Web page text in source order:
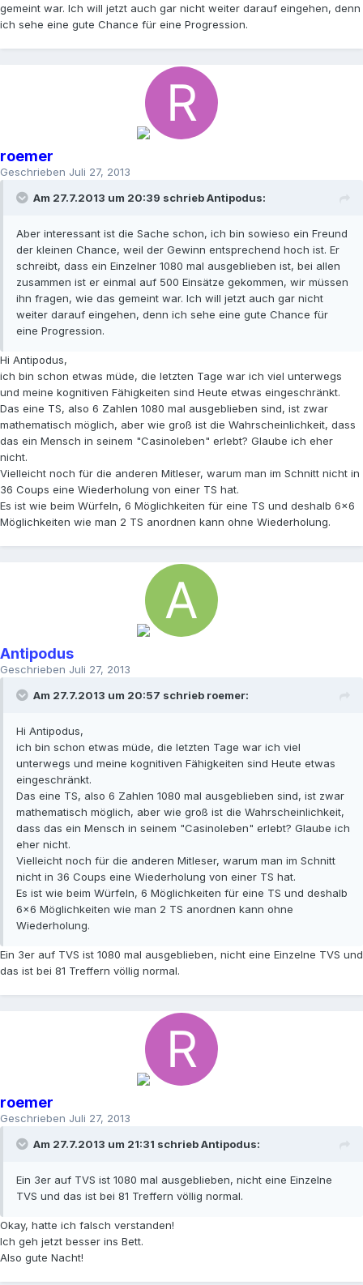
gemeint war. Ich will jetzt auch gar nicht weiter darauf eingehen, denn
ich sehe eine gute Chance für eine Progression.
roemer
Geschrieben Juli 27, 2013
Am 27.7.2013 um 20:39 schrieb Antipodus:
Aber interessant ist die Sache schon, ich bin sowieso ein Freund
der kleinen Chance, weil der Gewinn entsprechend hoch ist. Er
schreibt, dass ein Einzelner 1080 mal ausgeblieben ist, bei allen
zusammen ist er einmal auf 500 Einsätze gekommen, wir müssen
ihn fragen, wie das gemeint war. Ich will jetzt auch gar nicht
weiter darauf eingehen, denn ich sehe eine gute Chance für
eine Progression.
Hi Antipodus,
ich bin schon etwas müde, die letzten Tage war ich viel unterwegs
und meine kognitiven Fähigkeiten sind Heute etwas eingeschränkt.
Das eine TS, also 6 Zahlen 1080 mal ausgeblieben sind, ist zwar
mathematisch möglich, aber wie groß ist die Wahrscheinlichkeit, dass
das ein Mensch in seinem "Casinoleben" erlebt? Glaube ich eher
nicht.
Vielleicht noch für die anderen Mitleser, warum man im Schnitt nicht in
36 Coups eine Wiederholung von einer TS hat.
Es ist wie beim Würfeln, 6 Möglichkeiten für eine TS und deshalb 6x6
Möglichkeiten wie man 2 TS anordnen kann ohne Wiederholung.
Antipodus
Geschrieben Juli 27, 2013
Am 27.7.2013 um 20:57 schrieb roemer:
Hi Antipodus,
ich bin schon etwas müde, die letzten Tage war ich viel
unterwegs und meine kognitiven Fähigkeiten sind Heute etwas
eingeschränkt.
Das eine TS, also 6 Zahlen 1080 mal ausgeblieben sind, ist zwar
mathematisch möglich, aber wie groß ist die Wahrscheinlichkeit,
dass das ein Mensch in seinem "Casinoleben" erlebt? Glaube ich
eher nicht.
Vielleicht noch für die anderen Mitleser, warum man im Schnitt
nicht in 36 Coups eine Wiederholung von einer TS hat.
Es ist wie beim Würfeln, 6 Möglichkeiten für eine TS und deshalb
6x6 Möglichkeiten wie man 2 TS anordnen kann ohne
Wiederholung.
Ein 3er auf TVS ist 1080 mal ausgeblieben, nicht eine Einzelne TVS und
das ist bei 81 Treffern völlig normal.
roemer
Geschrieben Juli 27, 2013
Am 27.7.2013 um 21:31 schrieb Antipodus:
Ein 3er auf TVS ist 1080 mal ausgeblieben, nicht eine Einzelne
TVS und das ist bei 81 Treffern völlig normal.
Okay, hatte ich falsch verstanden!
Ich geh jetzt besser ins Bett.
Also gute Nacht!